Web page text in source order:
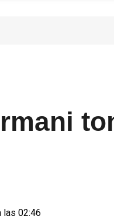
las 02:46